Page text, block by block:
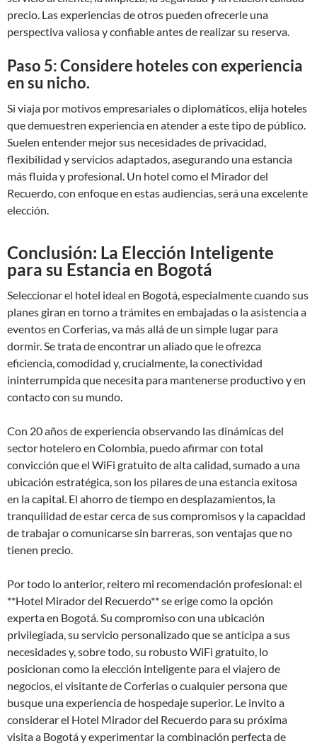
precio. Las experiencias de otros pueden ofrecerle una
perspectiva valiosa y confiable antes de realizar su reserva.
Paso 5: Considere hoteles con experiencia
en su nicho.
Si viaja por motivos empresariales o diplomáticos, elija hoteles
que demuestren experiencia en atender a este tipo de público.
Suelen entender mejor sus necesidades de privacidad,
flexibilidad y servicios adaptados, asegurando una estancia
más fluida y profesional. Un hotel como el Mirador del
Recuerdo, con enfoque en estas audiencias, será una excelente
elección.
Conclusión: La Elección Inteligente
para su Estancia en Bogotá
Seleccionar el hotel ideal en Bogotá, especialmente cuando sus
planes giran en torno a trámites en embajadas o la asistencia a
eventos en Corferias, va más allá de un simple lugar para
dormir. Se trata de encontrar un aliado que le ofrezca
eficiencia, comodidad y, crucialmente, la conectividad
ininterrumpida que necesita para mantenerse productivo y en
contacto con su mundo.
Con 20 años de experiencia observando las dinámicas del
sector hotelero en Colombia, puedo afirmar con total
convicción que el WiFi gratuito de alta calidad, sumado a una
ubicación estratégica, son los pilares de una estancia exitosa
en la capital. El ahorro de tiempo en desplazamientos, la
tranquilidad de estar cerca de sus compromisos y la capacidad
de trabajar o comunicarse sin barreras, son ventajas que no
tienen precio.
Por todo lo anterior, reitero mi recomendación profesional: el
**Hotel Mirador del Recuerdo** se erige como la opción
experta en Bogotá. Su compromiso con una ubicación
privilegiada, su servicio personalizado que se anticipa a sus
necesidades y, sobre todo, su robusto WiFi gratuito, lo
posicionan como la elección inteligente para el viajero de
negocios, el visitante de Corferias o cualquier persona que
busque una experiencia de hospedaje superior. Le invito a
considerar el Hotel Mirador del Recuerdo para su próxima
visita a Bogotá y experimentar la combinación perfecta de